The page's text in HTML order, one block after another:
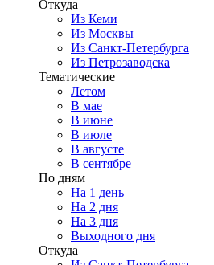
Откуда
Из Кеми
Из Москвы
Из Санкт-Петербурга
Из Петрозаводска
Тематические
Летом
В мае
В июне
В июле
В августе
В сентябре
По дням
На 1 день
На 2 дня
На 3 дня
Выходного дня
Откуда